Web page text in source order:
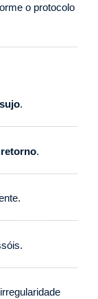
o protocolo
.
.